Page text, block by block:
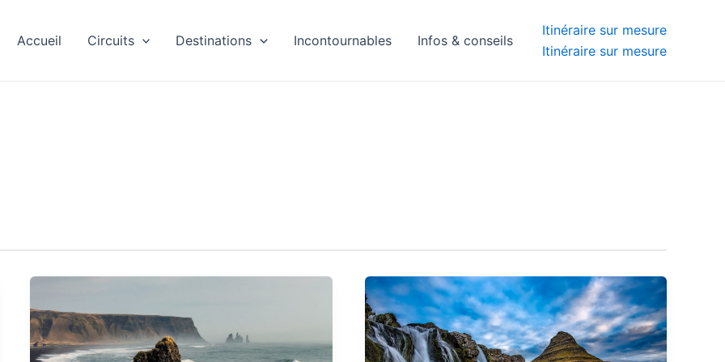
Accueil Circuits Destinations Incontournables Infos & conseils
Itinéraire sur mesure
Itinéraire sur mesure